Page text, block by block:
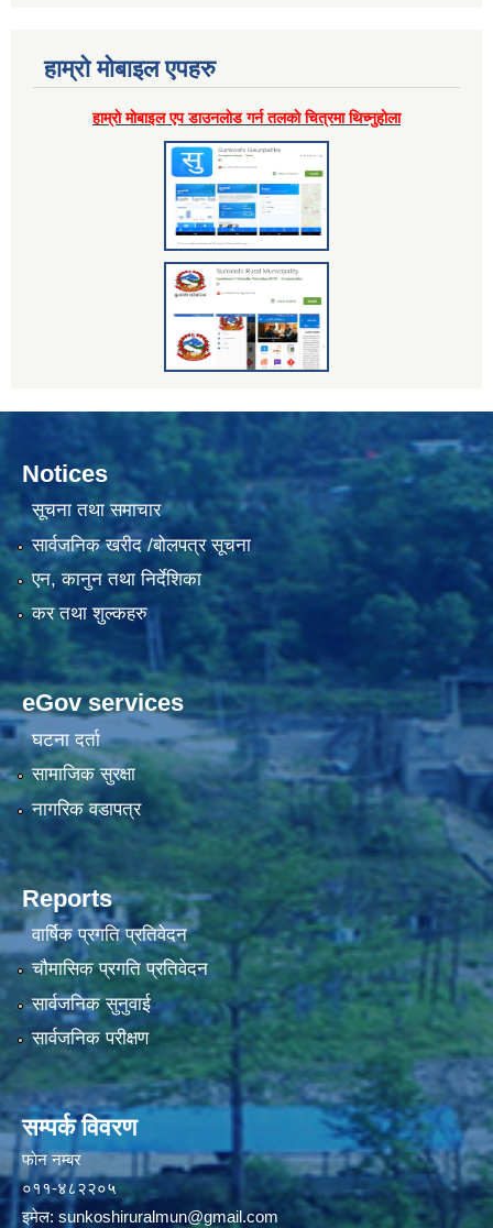
हाम्राे माेबाइल एपहरु
हाम्राे माेबाइल एप डाउनलाेड गर्न तलकाे चित्रमा थिच्नुहाेला
Notices
सूचना तथा समाचार
सार्वजनिक खरीद /बोलपत्र सूचना
एन, कानुन तथा निर्देशिका
कर तथा शुल्कहरु
eGov services
घटना दर्ता
सामाजिक सुरक्षा
नागरिक वडापत्र
Reports
वार्षिक प्रगति प्रतिवेदन
चौमासिक प्रगति प्रतिवेदन
सार्वजनिक सुनुवाई
सार्वजनिक परीक्षण
सम्पर्क विवरण
फाेन न‌‍‍‍‌‌म्बर
०११-४८२२०५
इमेल: sunkoshiruralmun@gmail.com